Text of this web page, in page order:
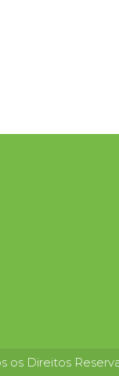
os Direitos